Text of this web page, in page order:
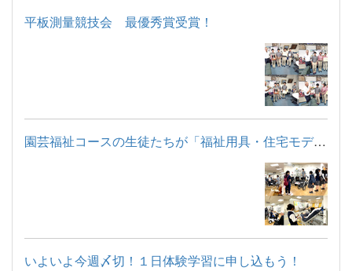
平板測量競技会 最優秀賞受賞！
園芸福祉コースの生徒たちが「福祉用具・住宅モデルルーム見学」...
いよいよ今週〆切！１日体験学習に申し込もう！